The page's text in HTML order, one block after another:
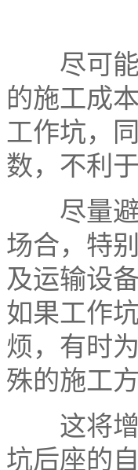
尽可能
的施工成
工作坑，
数，不利
尽量避
场合，特
及运输设
如果工作
烦，有时
殊的施工
这将增
坑后座的